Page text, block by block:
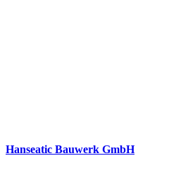
Hanseatic Bauwerk GmbH